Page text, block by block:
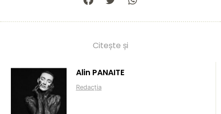
Citește și
Alin PANAITE
Redacția